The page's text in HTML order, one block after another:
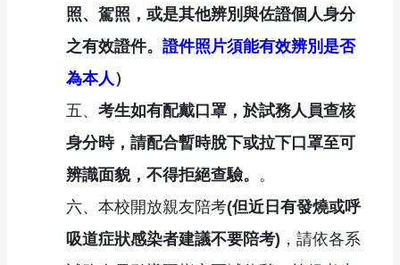
照、駕照，或是其他辨別與佐證個人身分
之有效證件。 證件照片須能有效辨別是否
為本人）
五、 考生如有配戴口罩，於試務人員查核
身分時，請配合暫時脫下或拉下口罩至可
辨識面貌，不得拒絕查驗。 。
六、本校開放親友陪考(但近日有發燒或呼
吸道症狀感染者建議不要陪考) ，請依各系